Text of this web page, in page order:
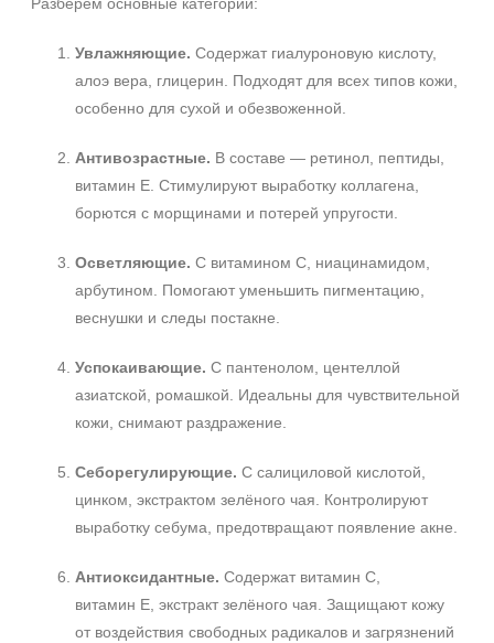
Увлажняющие. Содержат гиалуроновую кислоту,
алоэ вера, глицерин. Подходят для всех типов кожи,
особенно для сухой и обезвоженной.
Антивозрастные. В составе — ретинол, пептиды,
витамин E. Стимулируют выработку коллагена,
борются с морщинами и потерей упругости.
Осветляющие. С витамином C, ниацинамидом,
арбутином. Помогают уменьшить пигментацию,
веснушки и следы постакне.
Успокаивающие. С пантенолом, центеллой
азиатской, ромашкой. Идеальны для чувствительной
кожи, снимают раздражение.
Себорегулирующие. С салициловой кислотой,
цинком, экстрактом зелёного чая. Контролируют
выработку себума, предотвращают появление акне.
Антиоксидантные. Содержат витамин C,
витамин E, экстракт зелёного чая. Защищают кожу
от воздействия свободных радикалов и загрязнений
+7 (929) 933-09-89